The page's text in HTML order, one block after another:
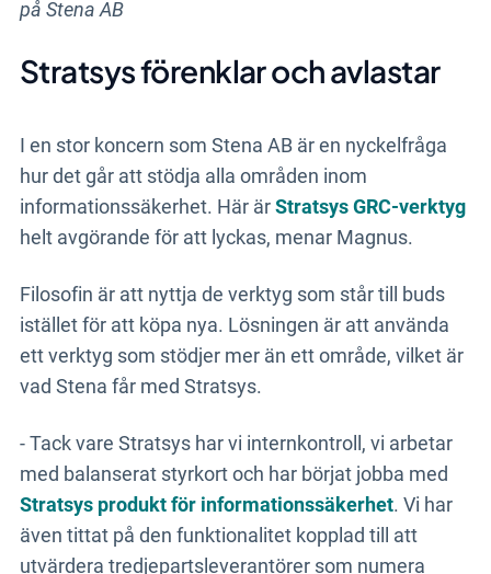
på Stena AB
Stratsys förenklar och avlastar
I en stor koncern som Stena AB är en nyckelfråga
hur det går att stödja alla områden inom
informationssäkerhet. Här ärStratsys GRC-verktyg
helt avgörande för att lyckas, menar Magnus.
Filosofin är att nyttja de verktyg som står till buds
istället för att köpa nya. Lösningen är att använda
ett verktyg som stödjer mer än ett område, vilket är
vad Stena får med Stratsys.
- Tack vare Stratsys har vi internkontroll, vi arbetar
med balanserat styrkort och har börjat jobba med
Stratsys produkt för informationssäkerhet. Vi har
även tittat på den funktionalitet kopplad till att
utvärdera tredjepartsleverantörer som numera